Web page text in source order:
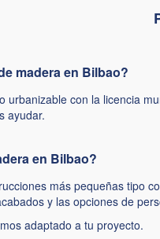
madera en Bilbao?
con la licencia
ayudar.
en Bilbao?
más pequeñas tipo
y las opciones de
adaptado a tu proyecto.